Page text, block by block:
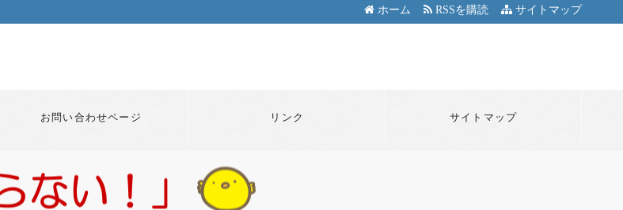
サイトマップ
RSSを購読
ホーム
お問い合わせページ リンク サイトマップ